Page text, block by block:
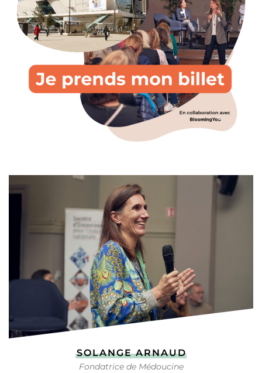
SOLANGE ARNAUD
Fondatrice de Médoucine